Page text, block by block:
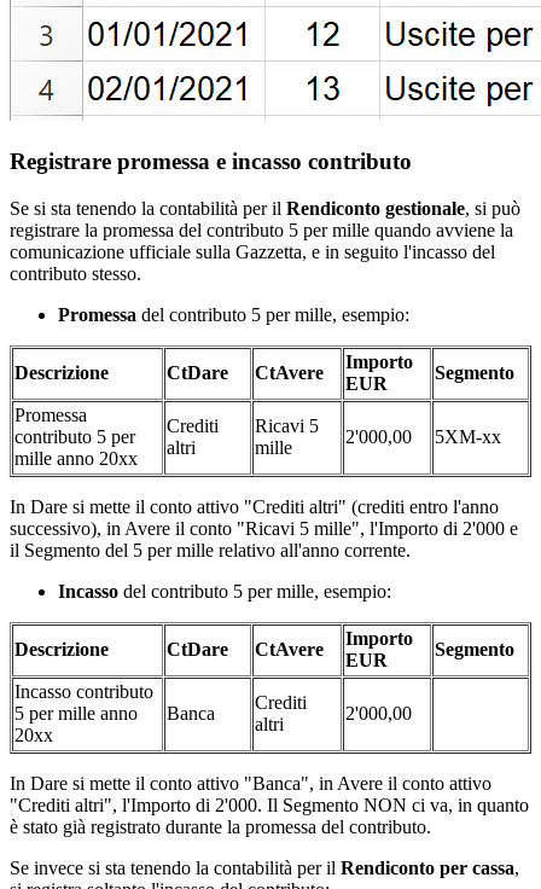
Registrare promessa e incasso contributo
Se si sta tenendo la contabilità per il Rendiconto gestionale, si può
registrare la promessa del contributo 5 per mille quando avviene la
comunicazione ufficiale sulla Gazzetta, e in seguito l'incasso del
contributo stesso.
Promessa del contributo 5 per mille, esempio:
Descrizione CtDare CtAvere
Importo
EUR
Segmento
Promessa
contributo 5 per
mille anno 20xx
Crediti
altri
Ricavi 5
mille
2'000,00 5XM-xx
In Dare si mette il conto attivo "Crediti altri" (crediti entro l'anno
successivo), in Avere il conto "Ricavi 5 mille", l'Importo di 2'000 e
il Segmento del 5 per mille relativo all'anno corrente.
Incasso del contributo 5 per mille, esempio:
Descrizione CtDare CtAvere
Importo
EUR
Segmento
Incasso contributo
5 per mille anno
20xx
Banca
Crediti
altri
2'000,00
In Dare si mette il conto attivo "Banca", in Avere il conto attivo
"Crediti altri", l'Importo di 2'000. Il Segmento NON ci va, in quanto
è stato già registrato durante la promessa del contributo.
Se invece si sta tenendo la contabilità per il Rendiconto per cassa,